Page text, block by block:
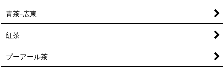
青茶-広東
紅茶
プーアール茶